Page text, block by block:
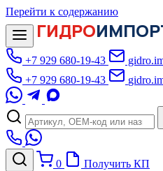
Перейти к содержанию
ГИДРО
+7 929 680-19-43
+7 929 680-19-43
0 Получить КП